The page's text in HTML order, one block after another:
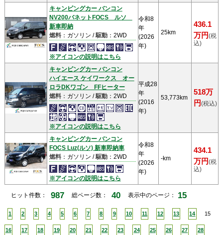
キャンピングカー バンコン
NV200バネットFOCS ルソ
新車即納
燃料：ガソリン /駆動：2WD
※アイコンの説明はこちら
令和8
年
(2026
年)
25km
436.1
万円(税
込)
キャンピングカー バンコン
ハイエース ケイワークス オー
ロラDKワゴン FFヒーター
燃料：ガソリン /駆動：2WD
※アイコンの説明はこちら
平成28
年
(2016
年)
53,773km
518万
円(税込)
キャンピングカー バンコン
FOCS Luz(ルソ) 新車即納車
燃料：ガソリン /駆動：2WD
※アイコンの説明はこちら
令和8
年
(2026
年)
-km
434.1
万円(税
込)
ヒット件数： 987 総ページ数： 40 表示中のページ： 15
1 2 3 4 5 6 7 8 9 10 11 12 13 14 15
16 17 18 19 20 21 22 23 24 25 26 27 28